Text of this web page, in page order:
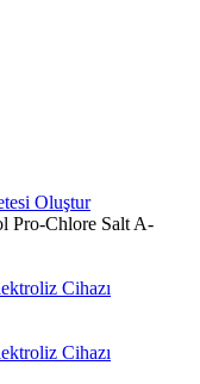
Oluştur
Pro-Chlore Salt A-
Cihazı
Cihazı